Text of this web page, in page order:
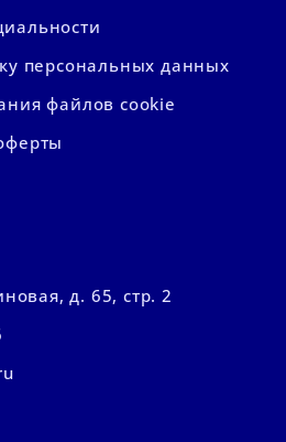
персональных данных
файлов cookie
д. 65, стр. 2